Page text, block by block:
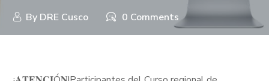
By DRE Cusco 0 Comments